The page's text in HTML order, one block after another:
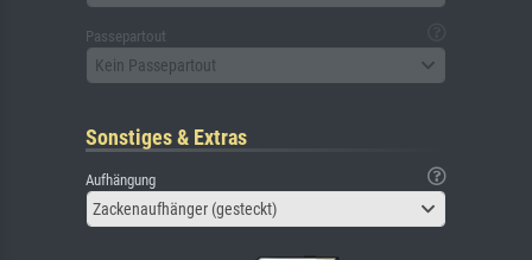
Passepartout
Kein Passepartout
Sonstiges & Extras
Aufhängung
Zackenaufhänger (gesteckt)